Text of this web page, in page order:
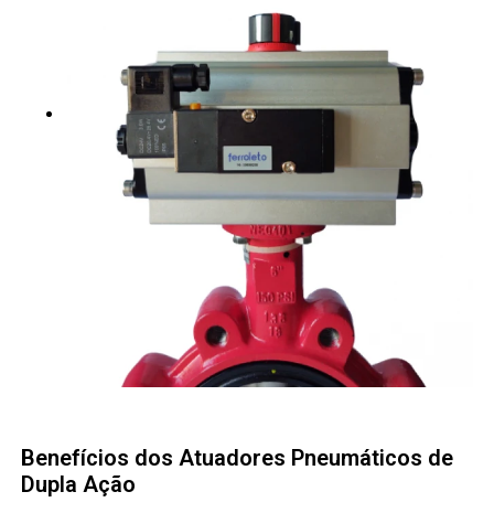
Benefícios dos Atuadores Pneumáticos de
Dupla Ação